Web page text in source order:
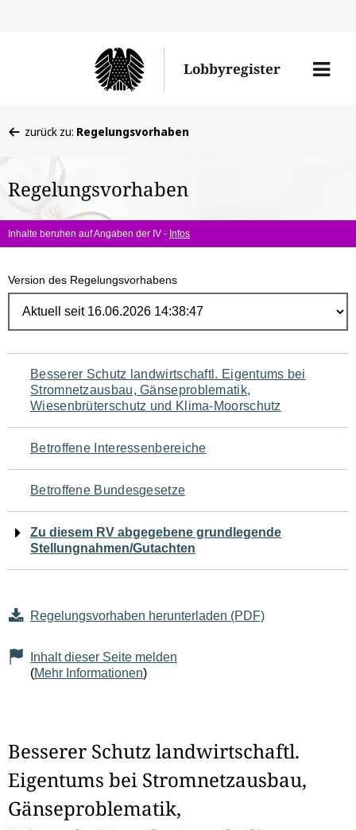
Lobbyregister
Menü
befinden
hier:
zurück zu: Regelungsvorhaben
Regelungsvorhaben
Inhalte beruhen auf Angaben der IV - Infos
Version des Regelungsvorhabens
Navigation
für
den
Seiteninhalt
Besserer Schutz landwirtschaftl. Eigentums bei
Stromnetzausbau, Gänseproblematik,
Wiesenbrüterschutz und Klima-Moorschutz
Betroffene Interessenbereiche
Betroffene Bundesgesetze
Zu diesem RV abgegebene grundlegende
Stellungnahmen/Gutachten
Regelungsvorhaben herunterladen (PDF)
Inhalt dieser Seite melden
(Mehr Informationen)
Besserer Schutz landwirtschaftl.
Eigentums bei Stromnetzausbau,
Gänseproblematik,